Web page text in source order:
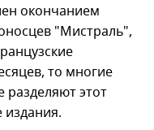
окончанием
"Мистраль",
то многие
этот
издания.